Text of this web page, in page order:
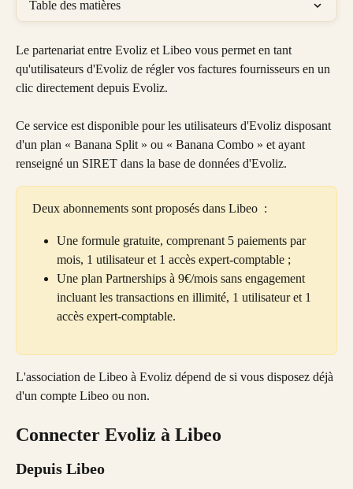
Table des matières
Le partenariat entre Evoliz et Libeo vous permet en tant
qu'utilisateurs d'Evoliz de régler vos factures fournisseurs en un
clic directement depuis Evoliz.
Ce service est disponible pour les utilisateurs d'Evoliz disposant
d'un plan « Banana Split » ou « Banana Combo » et ayant
renseigné un SIRET dans la base de données d'Evoliz.
Deux abonnements sont proposés dans Libeo  :
Une formule gratuite, comprenant 5 paiements par
mois, 1 utilisateur et 1 accès expert-comptable ;
Une plan Partnerships à 9€/mois sans engagement
incluant les transactions en illimité, 1 utilisateur et 1
accès expert-comptable.
L'association de Libeo à Evoliz dépend de si vous disposez déjà
d'un compte Libeo ou non.
Connecter Evoliz à Libeo
Depuis Libeo